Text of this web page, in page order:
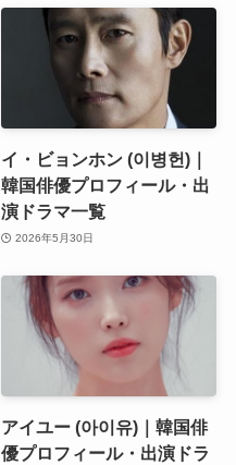
イ・ビョンホン (이병헌)｜
韓国俳優プロフィール・出
演ドラマ一覧
2026年5月30日
アイユー (아이유)｜韓国俳
優プロフィール・出演ドラ